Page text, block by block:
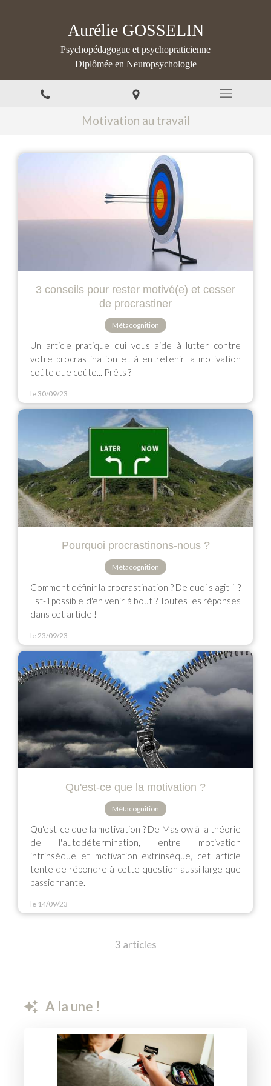
Aurélie GOSSELIN
Psychopédagogue et psychopraticienne
Diplômée en Neuropsychologie
Motivation au travail
3 conseils pour rester motivé(e) et cesser
de procrastiner
Métacognition
Un article pratique qui vous aide à lutter contre
votre procrastination et à entretenir la motivation
coûte que coûte... Prêts ?
le 30/09/23
Pourquoi procrastinons-nous ?
Métacognition
Comment définir la procrastination ? De quoi s'agit-il ?
Est-il possible d'en venir à bout ? Toutes les réponses
dans cet article !
le 23/09/23
Qu'est-ce que la motivation ?
Métacognition
Qu'est-ce que la motivation ? De Maslow à la théorie
de l'autodétermination, entre motivation
intrinsèque et motivation extrinsèque, cet article
tente de répondre à cette question aussi large que
passionnante.
le 14/09/23
3 articles
A la une !